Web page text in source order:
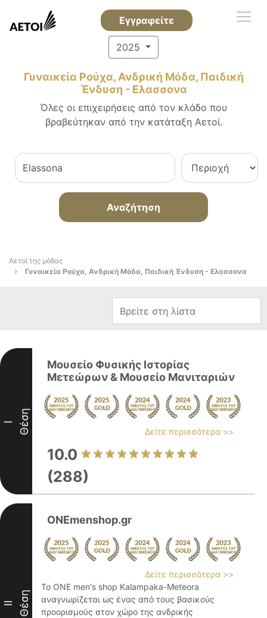
Εγγραφείτε
2025
Γυναικεία Ρούχα, Ανδρική Μόδα, Παιδική
Ένδυση - Ελασσονα
Όλες οι επιχειρήσεις από τον κλάδο που
βραβεύτηκαν από την κατάταξη Αετοί.
Αναζήτηση
Αετοί της μόδας
Γυναικεία Ρούχα, Ανδρική Μόδα, Παιδική Ένδυση - Ελασσονα
I Θέση
Μουσείο Φυσικής Ιστορίας
Μετεώρων & Μουσείο Μανιταριών
Δείτε περισσότερα >>
10.0
(288)
II Θέση
ONEmenshop.gr
Δείτε περισσότερα >>
Το ONE men's shop Kalampaka-Meteora
αναγνωρίζεται ως ένας από τους βασικούς
προορισμούς στον χώρο της ανδρικής